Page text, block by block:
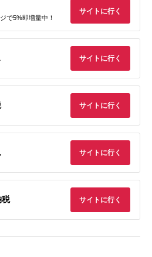
で5%即増量中！
サイトに行く
サイトに行く
サイトに行く
サイトに行く
税 サイトに行く